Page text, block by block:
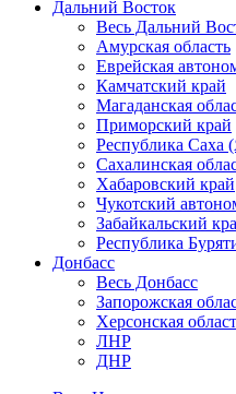
Дальний Восток
Весь Дальний
Амурская область
Еврейская
Камчатский край
Магаданская
Приморский край
Республика Саха
Сахалинская
Хабаровский край
Чукотский
Забайкальский
Республика
Донбасс
Весь Донбасс
Запорожская
Херсонская
ЛНР
ДНР